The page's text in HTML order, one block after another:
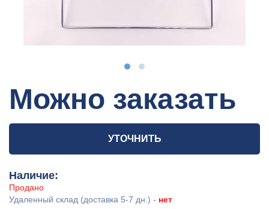
Можно заказать
УТОЧНИТЬ
Наличие:
Продано
Удаленный склад (доставка 5-7 дн.) - нет